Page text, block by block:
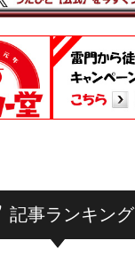
記事ランキング